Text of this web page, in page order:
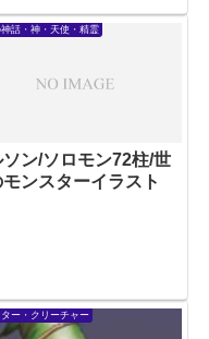
話・神・天使・精霊
ソン/ソロモン72柱/世
ンスターイラスト
ー・クリーチャー